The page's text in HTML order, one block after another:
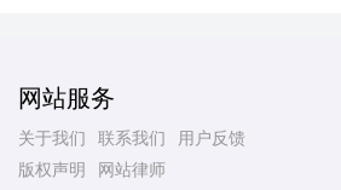
网站服务
关于我们 联系我们
用户反馈
版权声明
网站律师